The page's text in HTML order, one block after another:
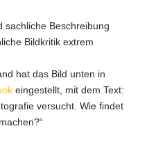
sachliche Beschreibung
Bildkritik extrem
hat das Bild unten in
eingestellt, mit dem Text:
versucht. Wie findet